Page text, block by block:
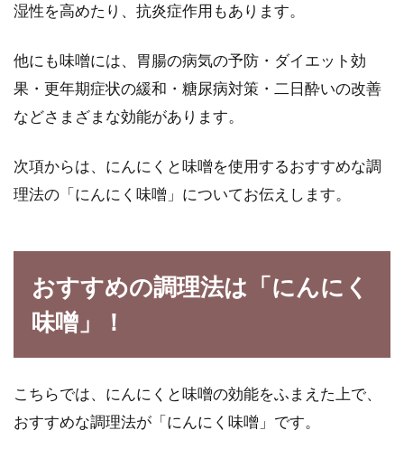
湿性を高めたり、抗炎症作用もあります。
他にも味噌には、胃腸の病気の予防・ダイエット効
果・更年期症状の緩和・糖尿病対策・二日酔いの改善
などさまざまな効能があります。
次項からは、にんにくと味噌を使用するおすすめな調
理法の「にんにく味噌」についてお伝えします。
おすすめの調理法は「にんにく
味噌」！
こちらでは、にんにくと味噌の効能をふまえた上で、
おすすめな調理法が「にんにく味噌」です。